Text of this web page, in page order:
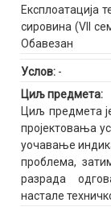
Експлоатација
сировина (VII
Обавезан
Услов: -
Циљ предмета:
Циљ предмета
пројектовања
уочавање
проблема,
разрада
настале